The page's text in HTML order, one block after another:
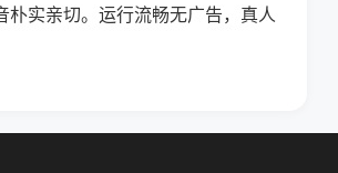
实亲切。运行流畅无广告，真人